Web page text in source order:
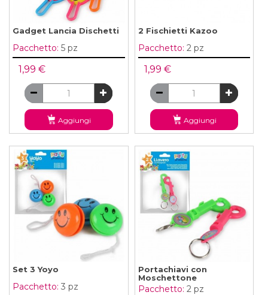
Gadget Lancia Dischetti
Pacchetto: 5 pz
1,99 €
Aggiungi
2 Fischietti Kazoo
Pacchetto: 2 pz
1,99 €
Aggiungi
Set 3 Yoyo
Pacchetto: 3 pz
Portachiavi con
Moschettone
Pacchetto: 2 pz